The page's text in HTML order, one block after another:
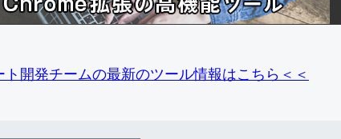
ト開発チームの最新のツール情報はこちら＜＜